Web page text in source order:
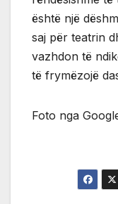
është një
saj për teatrin
vazhdon të
të frymëzojë
Foto nga